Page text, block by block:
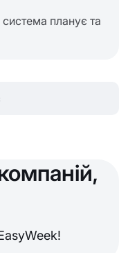
планує та